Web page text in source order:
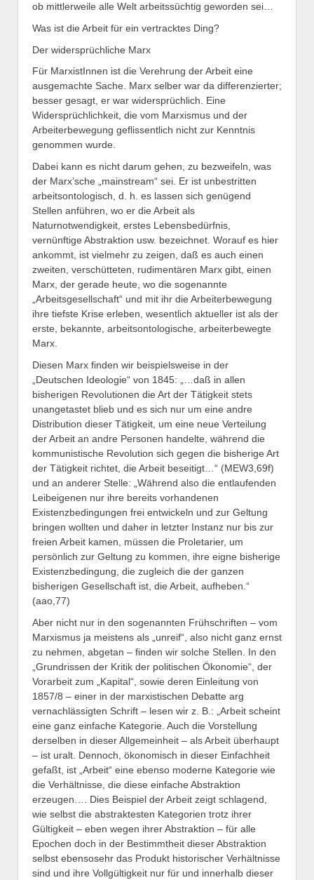
ob mittlerweile alle Welt arbeitssüchtig geworden sei…
Was ist die Arbeit für ein vertracktes Ding?
Der widersprüchliche Marx
Für MarxistInnen ist die Verehrung der Arbeit eine
ausgemachte Sache. Marx selber war da differenzierter;
besser gesagt, er war widersprüchlich. Eine
Widersprüchlichkeit, die vom Marxismus und der
Arbeiterbewegung geflissentlich nicht zur Kenntnis
genommen wurde.
Dabei kann es nicht darum gehen, zu bezweifeln, was
der Marx’sche „mainstream“ sei. Er ist unbestritten
arbeitsontologisch, d. h. es lassen sich genügend
Stellen anführen, wo er die Arbeit als
Naturnotwendigkeit, erstes Lebensbedürfnis,
vernünftige Abstraktion usw. bezeichnet. Worauf es hier
ankommt, ist vielmehr zu zeigen, daß es auch einen
zweiten, verschütteten, rudimentären Marx gibt, einen
Marx, der gerade heute, wo die sogenannte
„Arbeitsgesellschaft“ und mit ihr die Arbeiterbewegung
ihre tiefste Krise erleben, wesentlich aktueller ist als der
erste, bekannte, arbeitsontologische, arbeiterbewegte
Marx.
Diesen Marx finden wir beispielsweise in der
„Deutschen Ideologie“ von 1845: „…daß in allen
bisherigen Revolutionen die Art der Tätigkeit stets
unangetastet blieb und es sich nur um eine andre
Distribution dieser Tätigkeit, um eine neue Verteilung
der Arbeit an andre Personen handelte, während die
kommunistische Revolution sich gegen die bisherige Art
der Tätigkeit richtet, die Arbeit beseitigt…“ (MEW3,69f)
und an anderer Stelle: „Während also die entlaufenden
Leibeigenen nur ihre bereits vorhandenen
Existenzbedingungen frei entwickeln und zur Geltung
bringen wollten und daher in letzter Instanz nur bis zur
freien Arbeit kamen, müssen die Proletarier, um
persönlich zur Geltung zu kommen, ihre eigne bisherige
Existenzbedingung, die zugleich die der ganzen
bisherigen Gesellschaft ist, die Arbeit, aufheben.“
(aao,77)
Aber nicht nur in den sogenannten Frühschriften – vom
Marxismus ja meistens als „unreif“, also nicht ganz ernst
zu nehmen, abgetan – finden wir solche Stellen. In den
„Grundrissen der Kritik der politischen Ökonomie“, der
Vorarbeit zum „Kapital“, sowie deren Einleitung von
1857/8 – einer in der marxistischen Debatte arg
vernachlässigten Schrift – lesen wir z. B.: „Arbeit scheint
eine ganz einfache Kategorie. Auch die Vorstellung
derselben in dieser Allgemeinheit – als Arbeit überhaupt
– ist uralt. Dennoch, ökonomisch in dieser Einfachheit
gefaßt, ist „Arbeit“ eine ebenso moderne Kategorie wie
die Verhältnisse, die diese einfache Abstraktion
erzeugen…. Dies Beispiel der Arbeit zeigt schlagend,
wie selbst die abstraktesten Kategorien trotz ihrer
Gültigkeit – eben wegen ihrer Abstraktion – für alle
Epochen doch in der Bestimmtheit dieser Abstraktion
selbst ebensosehr das Produkt historischer Verhältnisse
sind und ihre Vollgültigkeit nur für und innerhalb dieser